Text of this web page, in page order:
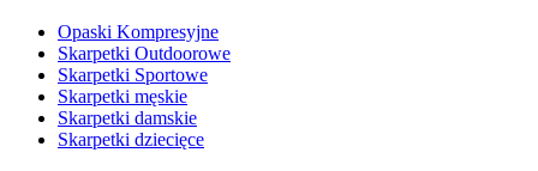
Opaski Kompresyjne
Skarpetki Outdoorowe
Skarpetki Sportowe
Skarpetki męskie
Skarpetki damskie
Skarpetki dziecięce